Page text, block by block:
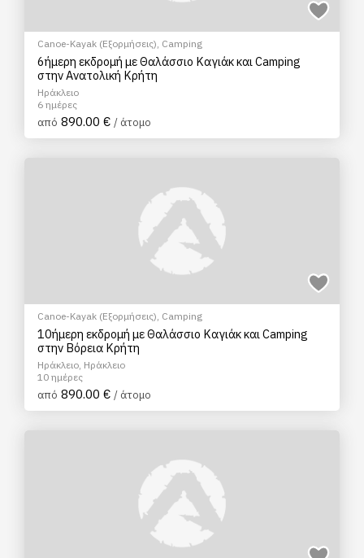
Canoe-Kayak (Εξορμήσεις), Camping
6ήμερη εκδρομή με Θαλάσσιο Καγιάκ και Camping
στην Ανατολική Κρήτη
Ηράκλειο
6 ημέρες
από 890.00 € / άτομο
Canoe-Kayak (Εξορμήσεις), Camping
10ήμερη εκδρομή με Θαλάσσιο Καγιάκ και Camping
στην Βόρεια Κρήτη
Ηράκλειο, Ηράκλειο
10 ημέρες
από 890.00 € / άτομο